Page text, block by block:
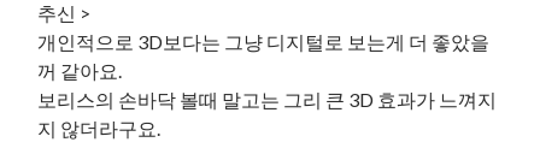
추신 >
개인적으로 3D보다는 그냥 디지털로 보는게 더 좋았을
꺼 같아요.
보리스의 손바닥 볼때 말고는 그리 큰 3D 효과가 느껴지
지 않더라구요.